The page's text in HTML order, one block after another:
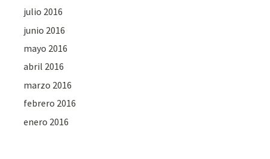
julio 2016
junio 2016
mayo 2016
abril 2016
marzo 2016
febrero 2016
enero 2016